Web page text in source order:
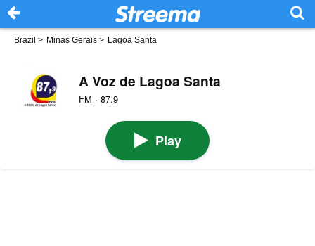
Brazil > Minas Gerais > Lagoa Santa
A Voz de Lagoa Santa
FM · 87.9
Play